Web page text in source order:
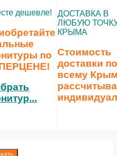
дешевле!
по
!
ДОСТАВКА В
ЛЮБУЮ
КРЫМА
Стоимость
доставки по
всему